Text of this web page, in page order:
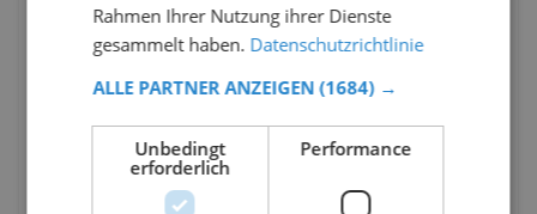
Rahmen Ihrer Nutzung ihrer Dienste
gesammelt haben. Datenschutzrichtlinie
ALLE PARTNER ANZEIGEN (1684) →
Unbedingt
erforderlich
Performance